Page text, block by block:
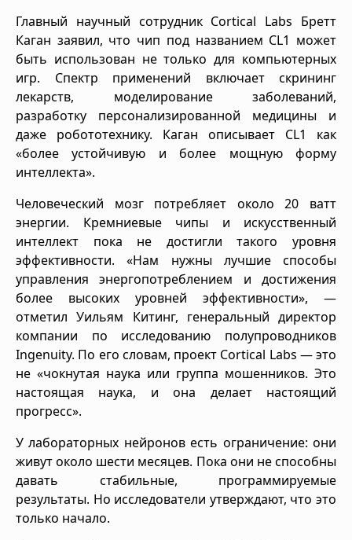
Главный научный сотрудник Cortical Labs Бретт
Каган заявил, что чип под названием CL1 может
быть использован не только для компьютерных
игр. Спектр применений включает скрининг
лекарств, моделирование заболеваний,
разработку персонализированной медицины и
даже робототехнику. Каган описывает CL1 как
«более устойчивую и более мощную форму
интеллекта».
Человеческий мозг потребляет около 20 ватт
энергии. Кремниевые чипы и искусственный
интеллект пока не достигли такого уровня
эффективности. «Нам нужны лучшие способы
управления энергопотреблением и достижения
более высоких уровней эффективности», —
отметил Уильям Китинг, генеральный директор
компании по исследованию полупроводников
Ingenuity. По его словам, проект Cortical Labs — это
не «чокнутая наука или группа мошенников. Это
настоящая наука, и она делает настоящий
прогресс».
У лабораторных нейронов есть ограничение: они
живут около шести месяцев. Пока они не способны
давать стабильные, программируемые
результаты. Но исследователи утверждают, что это
только начало.